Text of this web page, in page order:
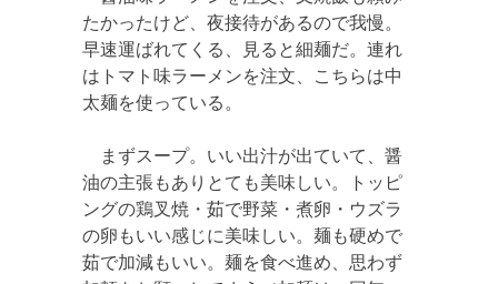
たかったけど、夜接待があるので我慢。
早速運ばれてくる、見ると細麺だ。連れ
はトマト味ラーメンを注文、こちらは中
太麺を使っている。
まずスープ。いい出汁が出ていて、醤
油の主張もありとても美味しい。トッピ
ングの鶏叉焼・茹で野菜・煮卵・ウズラ
の卵もいい感じに美味しい。麺も硬めで
茹で加減もいい。麺を食べ進め、思わず